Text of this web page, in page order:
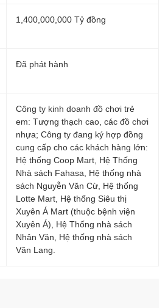
1,400,000,000 Tỷ đồng
Đã phát hành
Công ty kinh doanh đồ chơi trẻ
em: Tượng thạch cao, các đồ chơi
nhựa; Công ty đang ký hợp đồng
cung cấp cho các khách hàng lớn:
Hệ thống Coop Mart, Hệ Thống
Nhà sách Fahasa, Hệ thống nhà
sách Nguyễn Văn Cừ, Hệ thống
Lotte Mart, Hệ thống Siêu thị
Xuyên Á Mart (thuộc bệnh viện
Xuyên Á), Hệ Thống nhà sách
Nhân Văn, Hệ thống nhà sách
Văn Lang.